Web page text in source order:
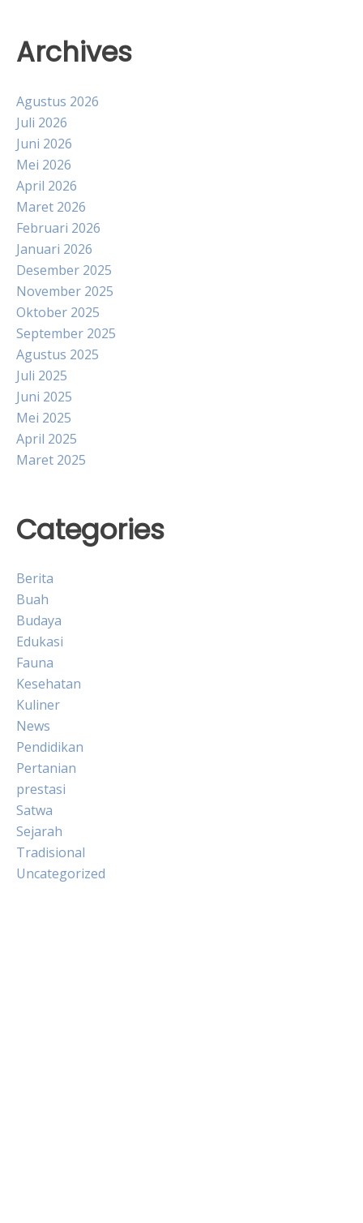
Archives
Agustus 2026
Juli 2026
Juni 2026
Mei 2026
April 2026
Maret 2026
Februari 2026
Januari 2026
Desember 2025
November 2025
Oktober 2025
September 2025
Agustus 2025
Juli 2025
Juni 2025
Mei 2025
April 2025
Maret 2025
Categories
Berita
Buah
Budaya
Edukasi
Fauna
Kesehatan
Kuliner
News
Pendidikan
Pertanian
prestasi
Satwa
Sejarah
Tradisional
Uncategorized